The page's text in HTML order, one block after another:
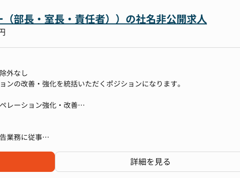
:
ス（DD）の実施・管理
ステム統合
営陣へのレポーティング
内容の高度化含む）
ースの予算実績分析に必要な実績会計数値の高度化
ンの改善・強化を統括いただきます。
レーション強化・改善
盤整備等、監査対応効率化、通常オペレーション業務の改善（属人的な
に貢献可能な予算実績分析に必要な実績会計数値の細分化・高度化
業部への改善提案
、調達、財務組織のマネジメント、オペレーションの改善などを担って
案
理及び戦略立案
部長・室長・責任者））の社名非公開求人
外なし
ンの改善・強化を統括いただくポジションになります。
レーション強化・改善
盤整備等、監査対応効率化、通常オペレーション業務の改善（属人的な
業部への改善提案
業務に従事
詳細を見る